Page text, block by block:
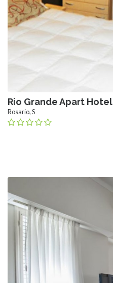
Rio Grande Apart Hotel
Rosario, S